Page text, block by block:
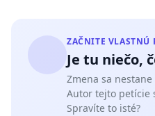
ZAČNITE VLASTNÚ
Je tu niečo,
Zmena sa
Autor tejto petície
Spravíte to isté?